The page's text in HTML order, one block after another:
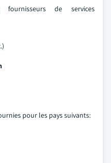
fournisseurs de services
pour les pays suivants: